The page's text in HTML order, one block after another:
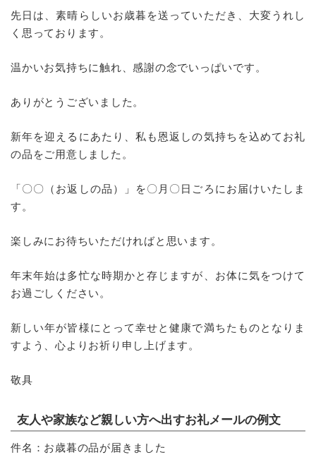
先日は、素晴らしいお歳暮を送っていただき、大変うれし
く思っております。
温かいお気持ちに触れ、感謝の念でいっぱいです。
ありがとうございました。
新年を迎えるにあたり、私も恩返しの気持ちを込めてお礼
の品をご用意しました。
「〇〇（お返しの品）」を〇月〇日ごろにお届けいたしま
す。
楽しみにお待ちいただければと思います。
年末年始は多忙な時期かと存じますが、お体に気をつけて
お過ごしください。
新しい年が皆様にとって幸せと健康で満ちたものとなりま
すよう、心よりお祈り申し上げます。
敬具
友人や家族など親しい方へ出すお礼メールの例文
件名：お歳暮の品が届きました